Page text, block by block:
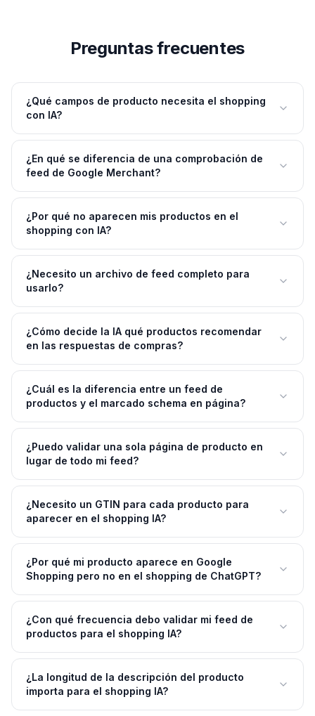
Preguntas frecuentes
¿Qué campos de producto necesita el shopping
con IA?
¿En qué se diferencia de una comprobación de
feed de Google Merchant?
¿Por qué no aparecen mis productos en el
shopping con IA?
¿Necesito un archivo de feed completo para
usarlo?
¿Cómo decide la IA qué productos recomendar
en las respuestas de compras?
¿Cuál es la diferencia entre un feed de
productos y el marcado schema en página?
¿Puedo validar una sola página de producto en
lugar de todo mi feed?
¿Necesito un GTIN para cada producto para
aparecer en el shopping IA?
¿Por qué mi producto aparece en Google
Shopping pero no en el shopping de ChatGPT?
¿Con qué frecuencia debo validar mi feed de
productos para el shopping IA?
¿La longitud de la descripción del producto
importa para el shopping IA?